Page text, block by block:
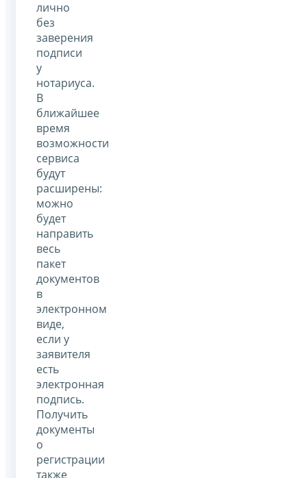
лично
без
заверения
подписи
у
нотариуса.
В
ближайшее
время
возможности
сервиса
будут
расширены:
можно
будет
направить
весь
пакет
документов
в
электронном
виде,
если у
заявителя
есть
электронная
подпись.
Получить
документы
о
регистрации
также